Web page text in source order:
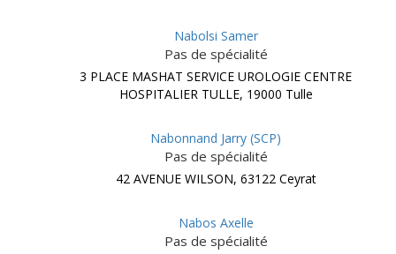
Nabolsi Samer
Pas de spécialité
3 PLACE MASHAT SERVICE UROLOGIE CENTRE
HOSPITALIER TULLE, 19000 Tulle
Nabonnand Jarry (SCP)
Pas de spécialité
42 AVENUE WILSON, 63122 Ceyrat
Nabos Axelle
Pas de spécialité